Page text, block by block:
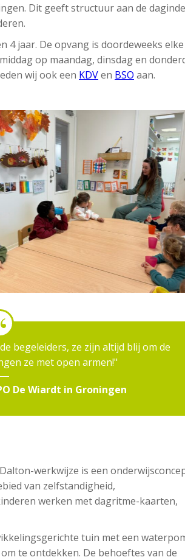
Dit geeft structuur aan de
4 jaar. De opvang is doordeweeks elke
op maandag, dinsdag en
wij ook een KDVen BSO aan.
begeleiders, ze zijn altijd blij om de
ze met open armen!
De Wiardt in Groningen
werkwijze is een
van zelfstandigheid,
werken met dagritme-kaarten,
tuin met een
te ontdekken. De behoeftes van de